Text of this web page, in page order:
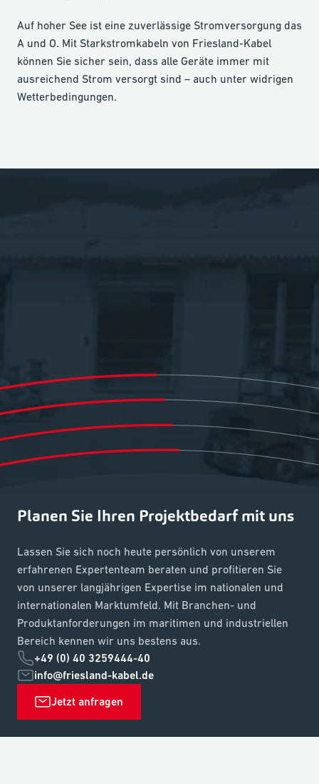
Auf hoher See ist eine zuverlässige Stromversorgung das
A und O. Mit Starkstromkabeln von Friesland-Kabel
können Sie sicher sein, dass alle Geräte immer mit
ausreichend Strom versorgt sind – auch unter widrigen
Wetterbedingungen.
Planen Sie Ihren Projektbedarf mit uns
Lassen Sie sich noch heute persönlich von unserem
erfahrenen Expertenteam beraten und profitieren Sie
von unserer langjährigen Expertise im nationalen und
internationalen Marktumfeld. Mit Branchen- und
Produktanforderungen im maritimen und industriellen
Bereich kennen wir uns bestens aus.
+49 (0) 40 3259444-40
info@friesland-kabel.de
Jetzt anfragen